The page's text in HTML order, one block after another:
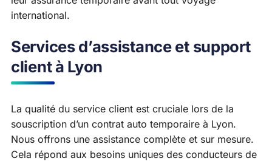
international.
Services d’assistance et support
client à Lyon
La qualité du service client est cruciale lors de la
souscription d’un contrat auto temporaire à Lyon.
Nous offrons une assistance complète et sur mesure.
Cela répond aux besoins uniques des conducteurs de